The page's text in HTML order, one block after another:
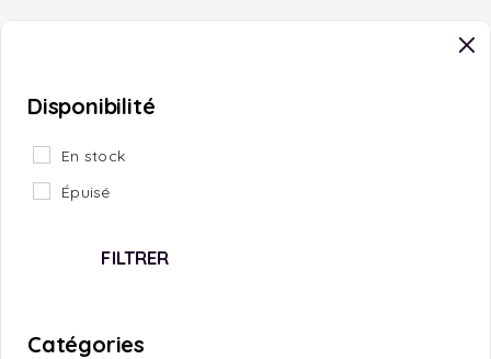
Disponibilité
En stock
Épuisé
FILTRER
Catégories